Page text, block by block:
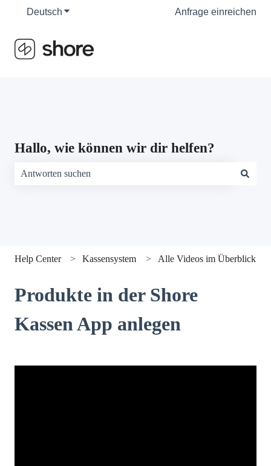
Deutsch Untermenü für Übersetzungen anzeigen
Anfrage einreichen
Hallo, wie können wir dir helfen?
Help Center Kassensystem Alle Videos im Überblick
Produkte in der Shore
Kassen App anlegen